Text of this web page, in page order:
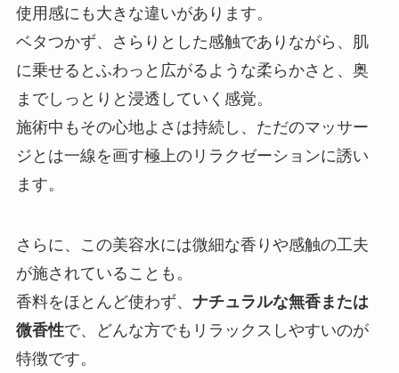
使用感にも大きな違いがあります。
ベタつかず、さらりとした感触でありながら、肌
に乗せるとふわっと広がるような柔らかさと、奥
までしっとりと浸透していく感覚。
施術中もその心地よさは持続し、ただのマッサー
ジとは一線を画す極上のリラクゼーションに誘い
ます。
さらに、この美容水には微細な香りや感触の工夫
が施されていることも。
香料をほとんど使わず、 ナチュラルな無香または
微香性で、どんな方でもリラックスしやすいのが
特徴です。